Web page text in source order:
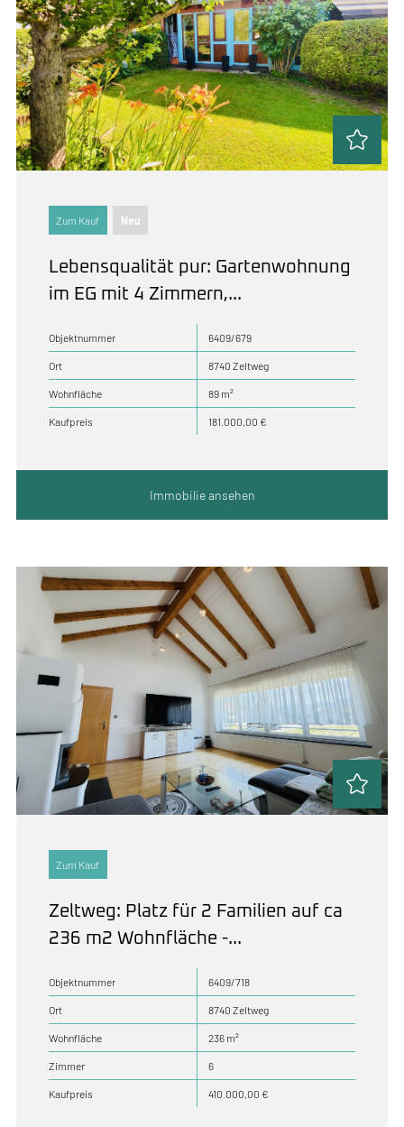
Zum Kauf Neu
Lebensqualität pur: Gartenwohnung
im EG mit 4 Zimmern,...
Objektnummer 6409/679
Ort 8740 Zeltweg
Wohnfläche 89 m²
Kaufpreis 181.000,00 €
Immobilie ansehen
Zum Kauf
Zeltweg: Platz für 2 Familien auf ca
236 m2 Wohnfläche -...
Objektnummer 6409/718
Ort 8740 Zeltweg
Wohnfläche 236 m²
Zimmer 6
Kaufpreis 410.000,00 €